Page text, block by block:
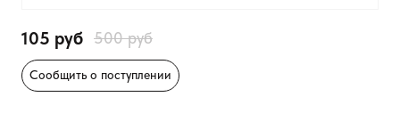
105 руб 500 руб
Сообщить о поступлении